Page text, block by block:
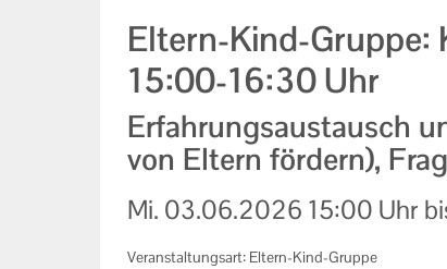
Eltern-Kind-Gruppe:
15:00-16:30 Uhr
Erfahrungsaustausch
von Eltern fördern),
Mi. 03.06.2026 15:00 Uhr
Veranstaltungsart: Eltern-Kind-Gruppe
Datenschutzerklärung